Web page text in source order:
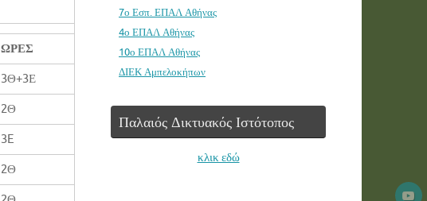
ΩΡΕΣ
3Θ+3Ε
2Θ
3E
2Θ
7ο Εσπ. ΕΠΑΛ Αθήνας
4ο ΕΠΑΛ Αθήνας
10ο ΕΠΑΛ Αθήνας
ΔΙΕΚ Αμπελοκήπων
Παλαιός Δικτυακός Ιστότοπος
κλικ εδώ